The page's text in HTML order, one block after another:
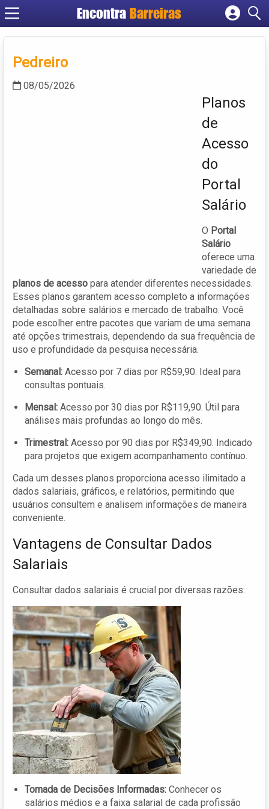
EncontraBarreiras
Cadastrar empresa
Pedreiro
08/05/2026
Planos
de
Acesso
do
Portal
Salário
O Portal
Salário
oferece uma
variedade de
planos de acesso para atender diferentes necessidades.
Esses planos garantem acesso completo a informações
detalhadas sobre salários e mercado de trabalho. Você
pode escolher entre pacotes que variam de uma semana
até opções trimestrais, dependendo da sua frequência de
uso e profundidade da pesquisa necessária.
Semanal: Acesso por 7 dias por R$59,90. Ideal para
consultas pontuais.
Mensal: Acesso por 30 dias por R$119,90. Útil para
análises mais profundas ao longo do mês.
Trimestral: Acesso por 90 dias por R$349,90. Indicado
para projetos que exigem acompanhamento contínuo.
Cada um desses planos proporciona acesso ilimitado a
dados salariais, gráficos, e relatórios, permitindo que
usuários consultem e analisem informações de maneira
conveniente.
Vantagens de Consultar Dados
Salariais
Consultar dados salariais é crucial por diversas razões:
Tomada de Decisões Informadas: Conhecer os
salários médios e a faixa salarial de cada profissão